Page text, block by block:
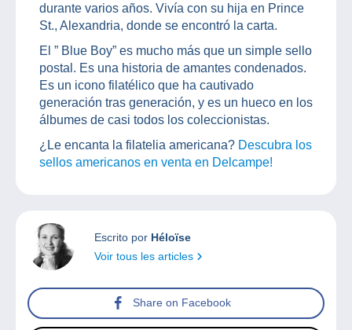
durante varios años. Vivía con su hija en Prince
St., Alexandria, donde se encontró la carta.
El ” Blue Boy” es mucho más que un simple sello
postal. Es una historia de amantes condenados.
Es un icono filatélico que ha cautivado
generación tras generación, y es un hueco en los
álbumes de casi todos los coleccionistas.
¿Le encanta la filatelia americana? Descubra los
sellos americanos en venta en Delcampe!
Escrito por Héloïse
Voir tous les articles
Share on Facebook